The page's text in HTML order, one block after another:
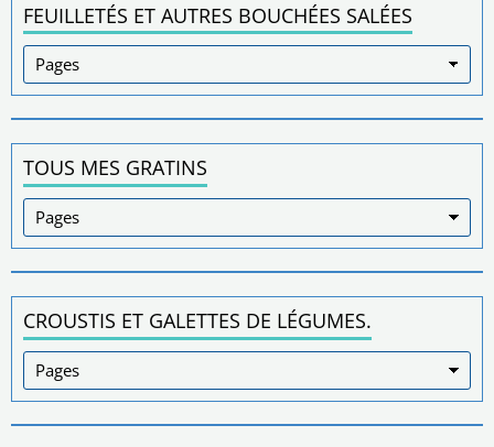
FEUILLETÉS ET AUTRES BOUCHÉES SALÉES
TOUS MES GRATINS
CROUSTIS ET GALETTES DE LÉGUMES.